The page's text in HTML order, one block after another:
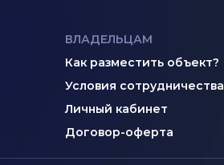
ВЛАДЕЛЬЦАМ
Как разместить объект?
Условия сотрудничества
Личный кабинет
Договор-оферта